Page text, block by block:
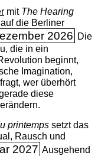
mit The ­Hearing
die Berliner
2026 Die
die in ein
beginnt,
Imagination,
wer überhört
diese
printempssetzt das
Rausch und
2027 Ausgehend